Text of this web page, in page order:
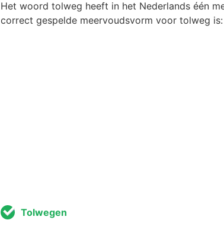
Het woord tolweg heeft in het Nederlands één
correct gespelde meervoudsvorm voor tolweg is:
Tolwegen